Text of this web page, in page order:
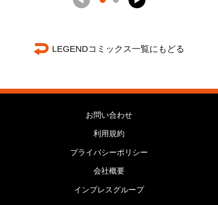
LEGENDコミックス一覧にもどる
お問い合わせ
利用規約
プライバシーポリシー
会社概要
インプレスグループ